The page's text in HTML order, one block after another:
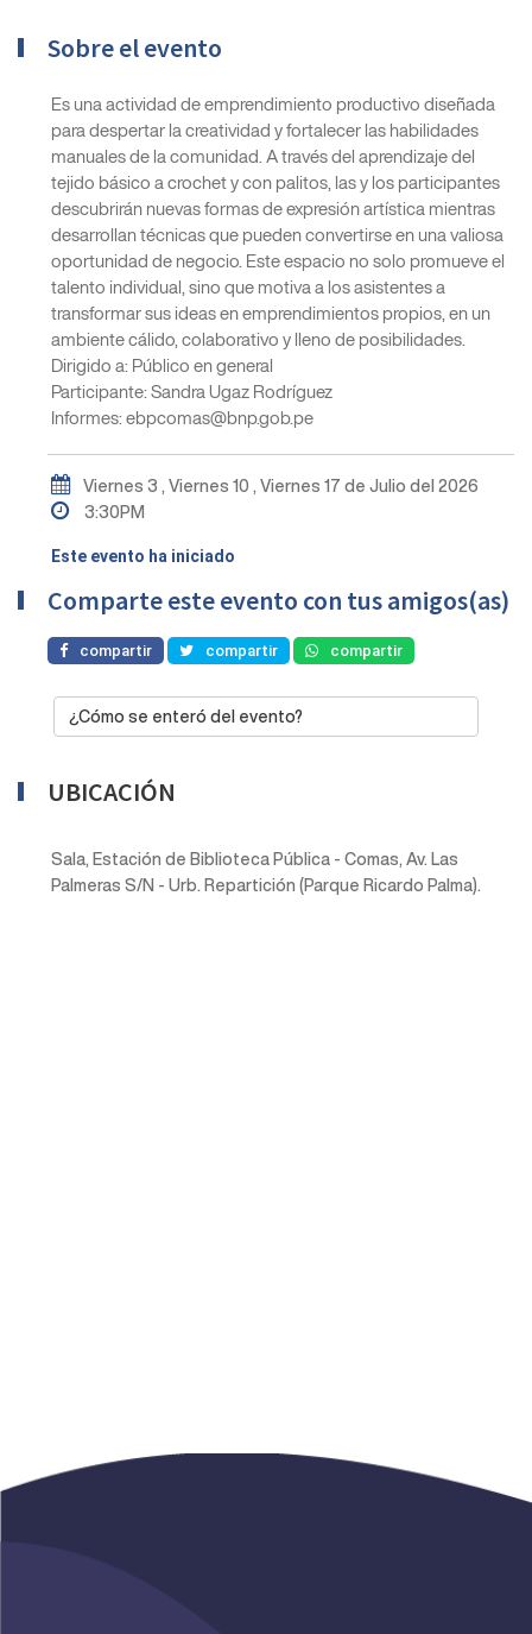
Sobre el evento
Es una actividad de emprendimiento productivo diseñada
para despertar la creatividad y fortalecer las habilidades
manuales de la comunidad. A través del aprendizaje del
tejido básico a crochet y con palitos, las y los participantes
descubrirán nuevas formas de expresión artística mientras
desarrollan técnicas que pueden convertirse en una valiosa
oportunidad de negocio. Este espacio no solo promueve el
talento individual, sino que motiva a los asistentes a
transformar sus ideas en emprendimientos propios, en un
ambiente cálido, colaborativo y lleno de posibilidades.
Dirigido a: Público en general
Participante: Sandra Ugaz Rodríguez
Informes: ebpcomas@bnp.gob.pe
Viernes 3 , Viernes 10 , Viernes 17 de Julio del 2026
3:30PM
Este evento ha iniciado
Comparte este evento con tus amigos(as)
compartir compartir compartir
¿Cómo se enteró del evento?
UBICACIÓN
Sala, Estación de Biblioteca Pública - Comas, Av. Las
Palmeras S/N - Urb. Repartición (Parque Ricardo Palma).